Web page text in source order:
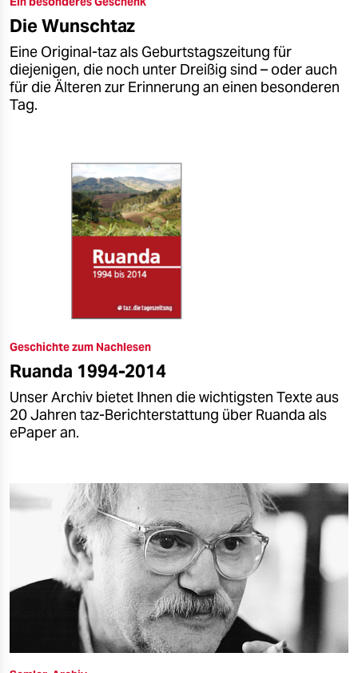
epaper login
Die Wunschtaz
Eine Original-taz als Geburtstagszeitung für
diejenigen, die noch unter Dreißig sind – oder auch
für die Älteren zur Erinnerung an einen besonderen
Tag.
Geschichte zum Nachlesen
Ruanda 1994-2014
Unser Archiv bietet Ihnen die wichtigsten Texte aus
20 Jahren taz-Berichterstattung über Ruanda als
ePaper an.